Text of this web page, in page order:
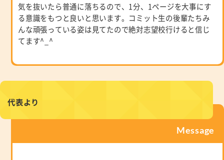
気を抜いたら普通に落ちるので、1分、1ページを大事にす
る意識をもつと良いと思います。コミット生の後輩たちみ
んな頑張っている姿は見てたので絶対志望校行けると信じ
てます^_^
代表より
Message